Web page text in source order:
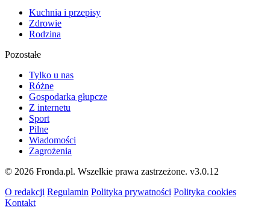
Kuchnia i przepisy
Zdrowie
Rodzina
Pozostałe
Tylko u nas
Różne
Gospodarka głupcze
Z internetu
Sport
Pilne
Wiadomości
Zagrożenia
© 2026 Fronda.pl. Wszelkie prawa zastrzeżone. v3.0.12
O redakcji Regulamin Polityka prywatności Polityka cookies
Kontakt